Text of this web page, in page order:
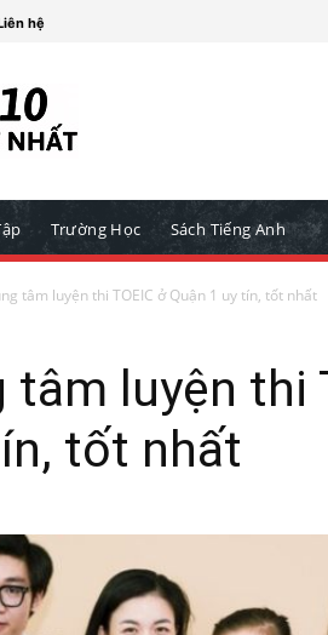
hệ
Trường Học Sách Tiếng Anh
tâm luyện thi TOEIC ở Quận 1 uy tín, tốt nhất
luyện thi
tốt nhất